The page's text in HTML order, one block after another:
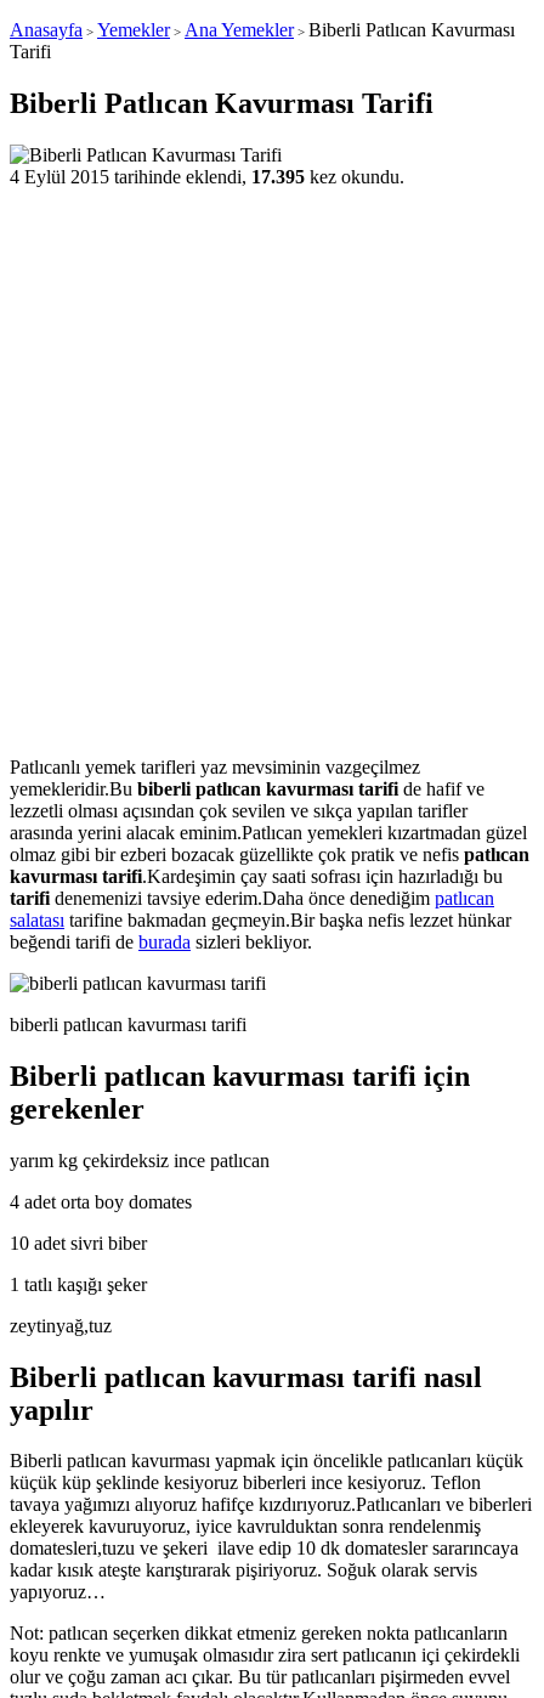
Anasayfa > Yemekler> Ana Yemekler> Biberli Patlıcan Kavurması
Tarifi
Biberli Patlıcan Kavurması Tarifi
4 Eylül 2015 tarihinde eklendi, 17.395 kez okundu.
Patlıcanlı yemek tarifleri yaz mevsiminin vazgeçilmez
yemekleridir.Bu biberli patlıcan kavurması tarifi de hafif ve
lezzetli olması açısından çok sevilen ve sıkça yapılan tarifler
arasında yerini alacak eminim.Patlıcan yemekleri kızartmadan güzel
olmaz gibi bir ezberi bozacak güzellikte çok pratik ve nefis patlıcan
kavurması tarifi.Kardeşimin çay saati sofrası için hazırladığı bu
tarifi denemenizi tavsiye ederim.Daha önce denediğim patlıcan
salatası tarifine bakmadan geçmeyin.Bir başka nefis lezzet hünkar
beğendi tarifi de burada sizleri bekliyor.
biberli patlıcan kavurması tarifi
Biberli patlıcan kavurması tarifi için
gerekenler
yarım kg çekirdeksiz ince patlıcan
4 adet orta boy domates
10 adet sivri biber
1 tatlı kaşığı şeker
zeytinyağ,tuz
Biberli patlıcan kavurması tarifi nasıl
yapılır
Biberli patlıcan kavurması yapmak için öncelikle patlıcanları küçük
küçük küp şeklinde kesiyoruz biberleri ince kesiyoruz. Teflon
tavaya yağımızı alıyoruz hafifçe kızdırıyoruz.Patlıcanları ve biberleri
ekleyerek kavuruyoruz, iyice kavrulduktan sonra rendelenmiş
domatesleri,tuzu ve şekeri ilave edip 10 dk domatesler sararıncaya
kadar kısık ateşte karıştırarak pişiriyoruz. Soğuk olarak servis
yapıyoruz…
Not: patlıcan seçerken dikkat etmeniz gereken nokta patlıcanların
koyu renkte ve yumuşak olmasıdır zira sert patlıcanın içi çekirdekli
olur ve çoğu zaman acı çıkar. Bu tür patlıcanları pişirmeden evvel